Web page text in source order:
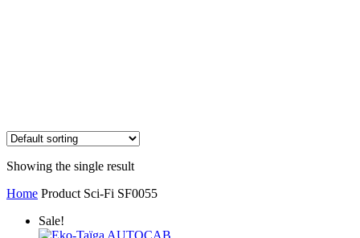
Showing the single result
Home Product Sci-Fi SF0055
Sale!